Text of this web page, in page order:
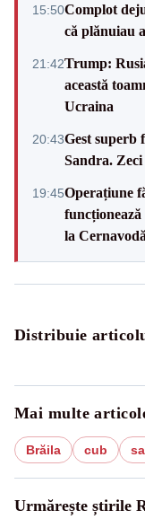
15:50Complot
că plănuiau
21:42Trump:
această
Ucraina
20:43Gest superb
Sandra.
19:45Operațiune
la Cernavodă
Distribuie
Mai multe
Brăila cub
Urmărește știrile